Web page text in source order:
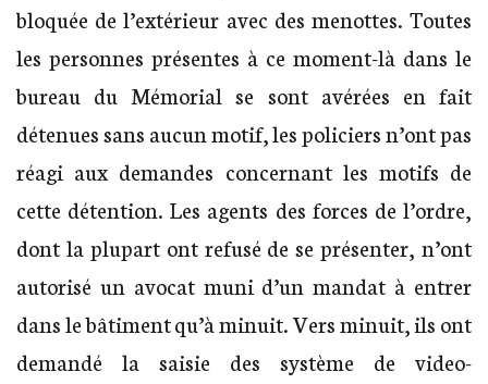
bloquée de l’extérieur avec des menottes. Toutes
les personnes présentes à ce moment-là dans le
bureau du Mémorial se sont avérées en fait
détenues sans aucun motif, les policiers n’ont pas
réagi aux demandes concernant les motifs de
cette détention. Les agents des forces de l’ordre,
dont la plupart ont refusé de se présenter, n’ont
autorisé un avocat muni d’un mandat à entrer
dans le bâtiment qu’à minuit. Vers minuit, ils ont
demandé la saisie des système de video-